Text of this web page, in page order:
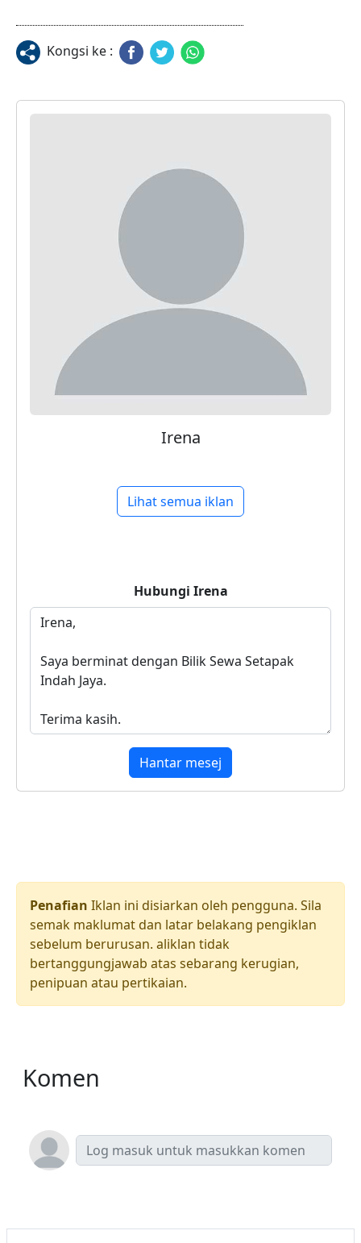
Kongsi ke :
Irena
Lihat semua iklan
Hubungi Irena
Hantar mesej
Penafian Iklan ini disiarkan oleh pengguna. Sila
semak maklumat dan latar belakang pengiklan
sebelum berurusan. aliklan tidak
bertanggungjawab atas sebarang kerugian,
penipuan atau pertikaian.
Komen